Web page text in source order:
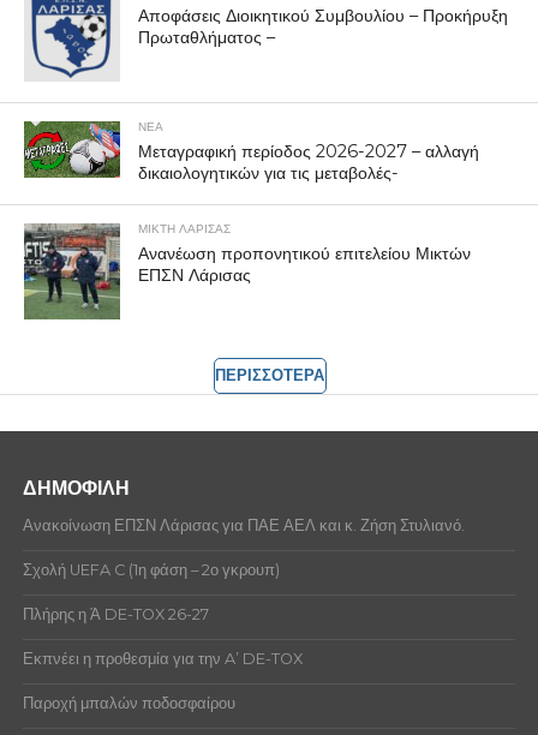
Αποφάσεις Διοικητικού Συμβουλίου – Προκήρυξη
Πρωταθλήματος –
ΝΕΑ
Μεταγραφική περίοδος 2026-2027 – αλλαγή
δικαιολογητικών για τις μεταβολές-
ΜΙΚΤΗ ΛΑΡΙΣΑΣ
Ανανέωση προπονητικού επιτελείου Μικτών
ΕΠΣΝ Λάρισας
ΠΕΡΙΣΣΟΤΕΡΑ
ΔΗΜΟΦΙΛΗ
Ανακοίνωση ΕΠΣΝ Λάρισας για ΠΑΕ ΑΕΛ και κ. Ζήση Στυλιανό.
Σχολή UEFA C (1η φάση – 2ο γκρουπ)
Πλήρης η Ά DE-TOX 26-27
Εκπνέει η προθεσμία για την A’ DE-TOX
Παροχή μπαλών ποδοσφαίρου